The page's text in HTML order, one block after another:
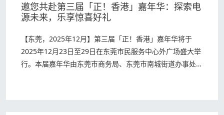
邀您共赴第三届「正！香港」嘉年华：探索电
源未来，乐享惊喜好礼
【东莞，2025年12月】第三届「正！香港」嘉年华将于
2025年12月23日至29日在东莞市民服务中心外广场盛大举
行。本届嘉年华由东莞市商务局、东莞市南城街道办事处及